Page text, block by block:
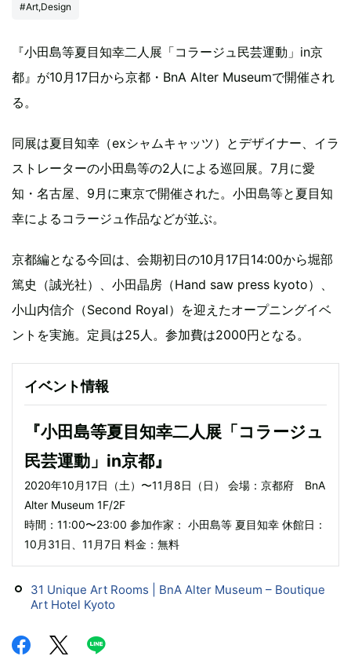
#Art,Design
『小田島等夏目知幸二人展「コラージュ民芸運動」in京
都』が10月17日から京都・BnA Alter Museumで開催され
る。
同展は夏目知幸（exシャムキャッツ）とデザイナー、イラ
ストレーターの小田島等の2人による巡回展。7月に愛
知・名古屋、9月に東京で開催された。小田島等と夏目知
幸によるコラージュ作品などが並ぶ。
京都編となる今回は、会期初日の10月17日14:00から堀部
篤史（誠光社）、小田晶房（Hand saw press kyoto）、
小山内信介（Second Royal）を迎えたオープニングイベ
ントを実施。定員は25人。参加費は2000円となる。
イベント情報
『小田島等夏目知幸二人展「コラージュ
民芸運動」in京都』
2020年10月17日（土）〜11月8日（日） 会場：京都府 BnA
Alter Museum 1F/2F
時間：11:00〜23:00 参加作家： 小田島等 夏目知幸 休館日：
10月31日、11月7日 料金：無料
31 Unique Art Rooms | BnA Alter Museum – Boutique
Art Hotel Kyoto